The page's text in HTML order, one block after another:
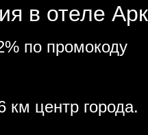
в отеле
по промокоду
км центр города.